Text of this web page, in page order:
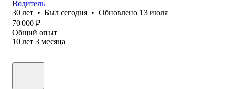
Водитель
30 лет • Был сегодня • Обновлено 13 июля
70 000 ₽
Общий опыт
10 лет 3 месяца